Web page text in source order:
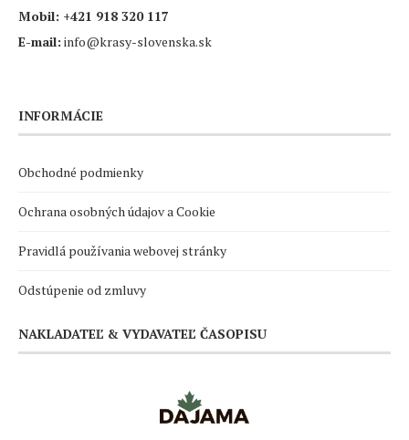
Mobil: +421 918 320 117
E-mail: info@krasy-slovenska.sk
INFORMÁCIE
Obchodné podmienky
Ochrana osobných údajov a Cookie
Pravidlá používania webovej stránky
Odstúpenie od zmluvy
NAKLADATEĽ & VYDAVATEĽ ČASOPISU